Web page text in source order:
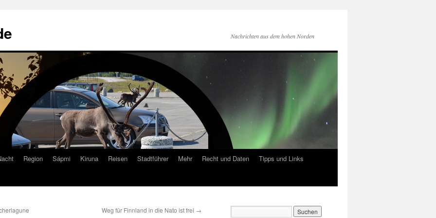
Nachrichten aus dem hohen Norden
Region Sápmi Kiruna Reisen Stadtführer Mehr Recht und Daten
Tipps und Links
Weg für Finnland in die Nato ist frei →